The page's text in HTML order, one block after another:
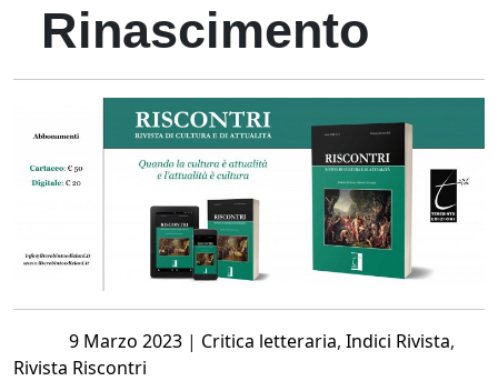
Rinascimento
Posted
on
9 Marzo 2023 | Critica letteraria, Indici Rivista,
Rivista Riscontri